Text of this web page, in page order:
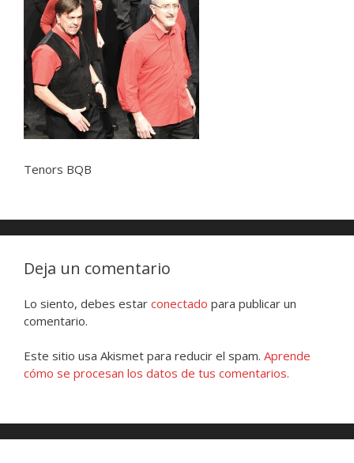
Tenors BQB
Deja un comentario
Lo siento, debes estar conectado para publicar un
comentario.
Este sitio usa Akismet para reducir el spam. Aprende
cómo se procesan los datos de tus comentarios.